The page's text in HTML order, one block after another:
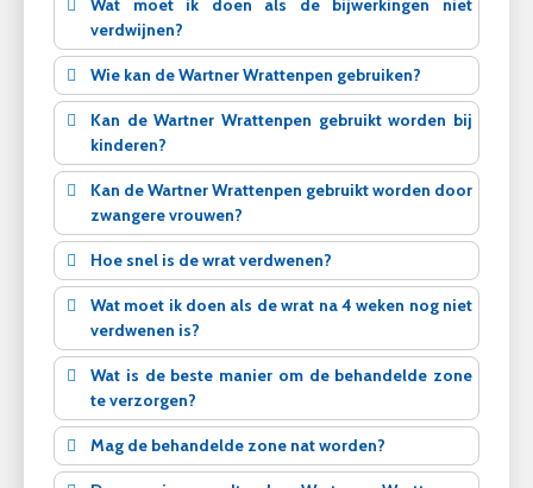
Wat moet ik doen als de bijwerkingen niet
verdwijnen?
Wie kan de Wartner Wrattenpen gebruiken?
Kan de Wartner Wrattenpen gebruikt worden bij
kinderen?
Kan de Wartner Wrattenpen gebruikt worden door
zwangere vrouwen?
Hoe snel is de wrat verdwenen?
Wat moet ik doen als de wrat na 4 weken nog niet
verdwenen is?
Wat is de beste manier om de behandelde zone
te verzorgen?
Mag de behandelde zone nat worden?